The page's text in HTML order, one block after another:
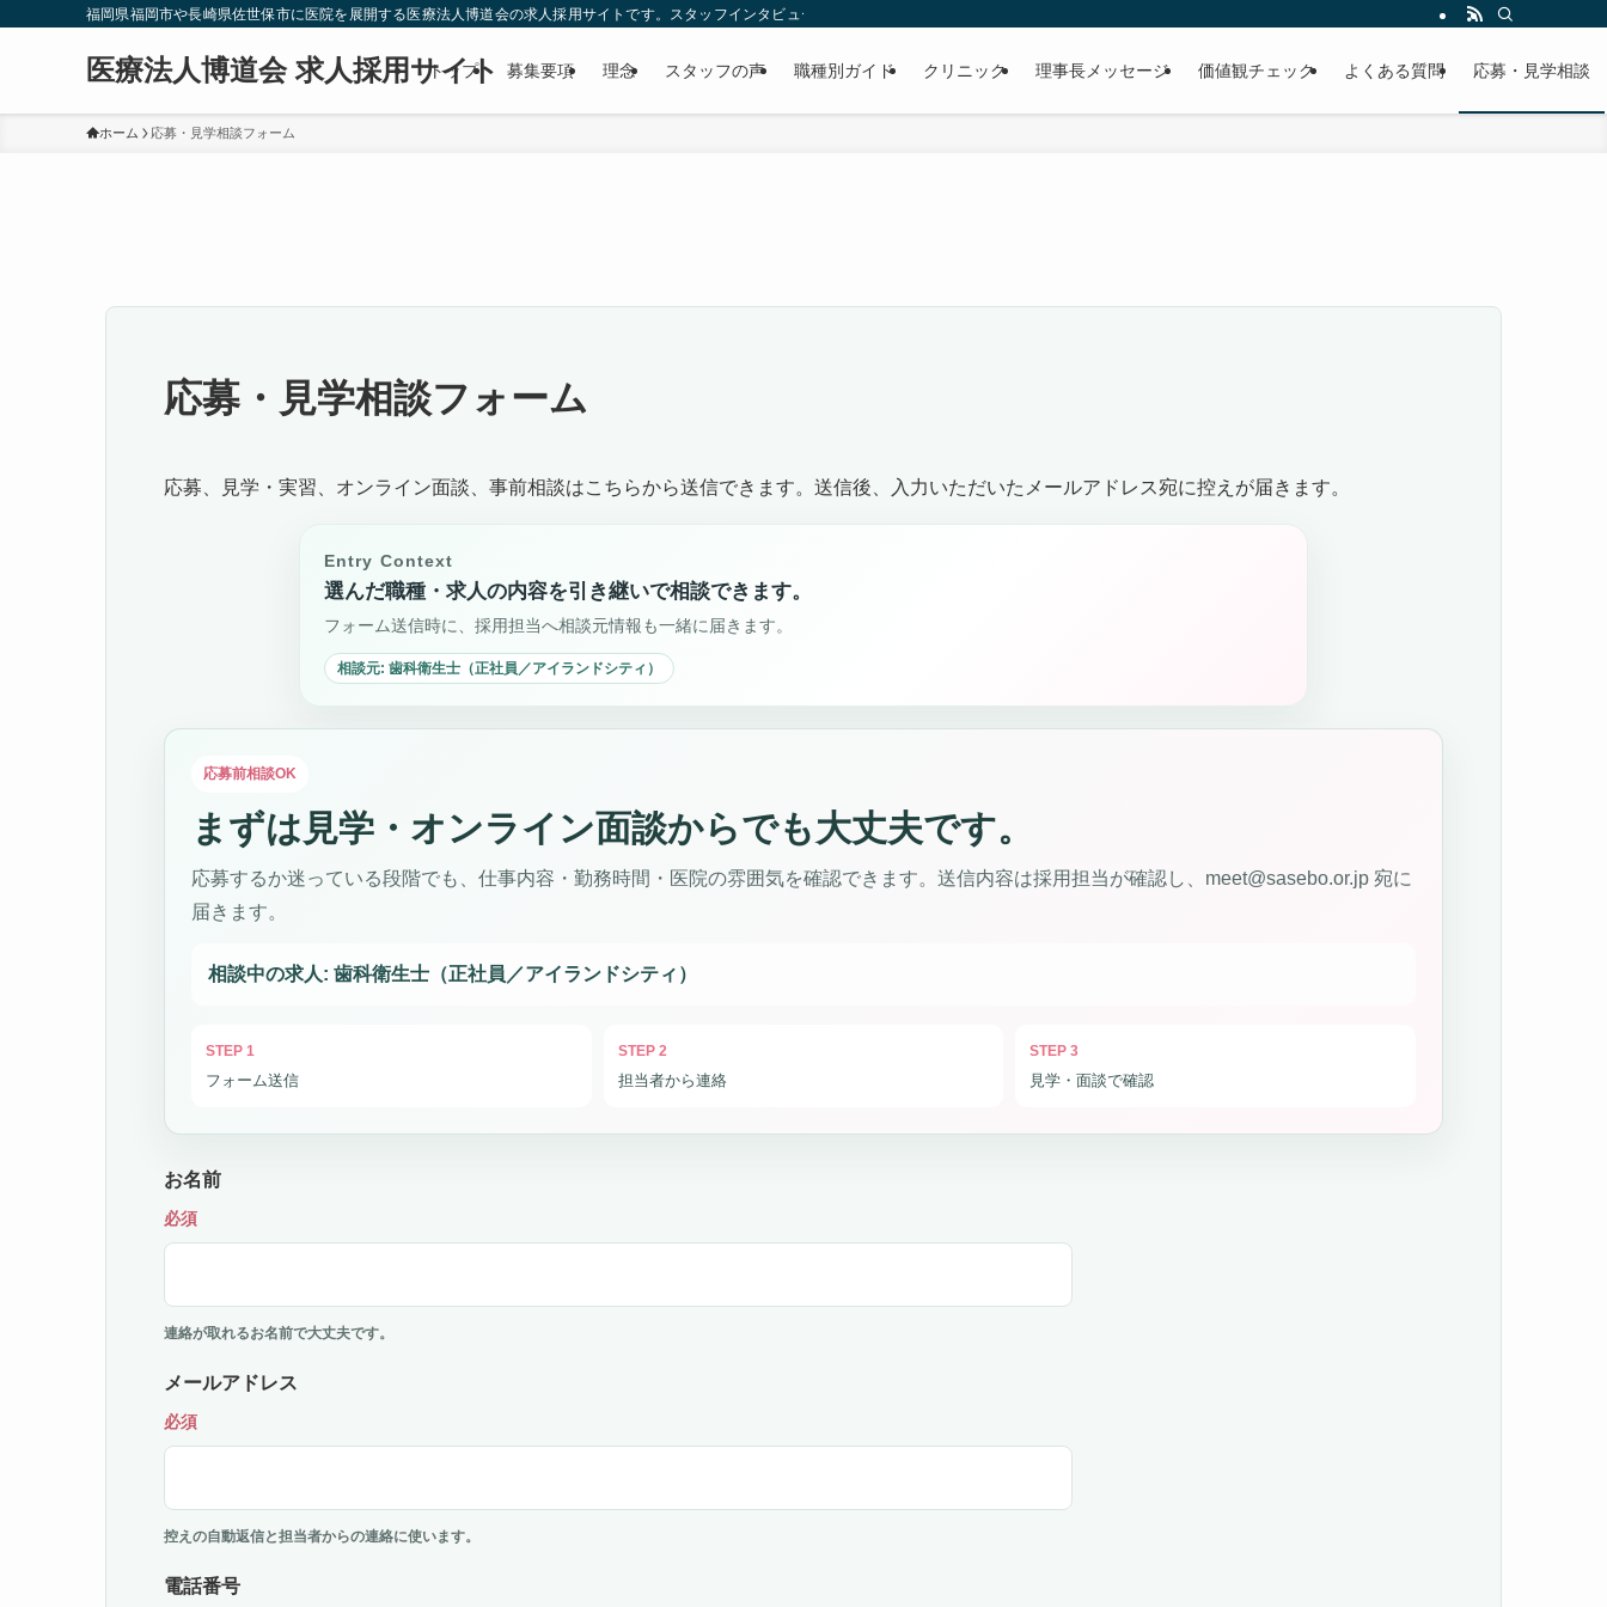
福岡県福岡市や長崎県佐世保市に医院を展開する医療法人博道会の求人採用サイトです。スタッフインタビューや福利厚生、理事長に聞く99の質問など採用に関する情報をご紹介します。
医療法人博道会 求人採用サイト
トップ 募集要項 理念 スタッフの声 職種別ガイド クリニック 理事長メッセージ 価値観チェック よくある質問 応募・見学相談
ホーム 応募・見学相談フォーム
応募・見学相談フォーム
応募、見学・実習、オンライン面談、事前相談はこちらから送信できます。送信後、入力いただいたメールアドレス宛に控えが届きます。
Entry Context
選んだ職種・求人の内容を引き継いで相談できます。
フォーム送信時に、採用担当へ相談元情報も一緒に届きます。
相談元: 歯科衛生士（正社員／アイランドシティ）
応募前相談OK
まずは見学・オンライン面談からでも大丈夫です。
応募するか迷っている段階でも、仕事内容・勤務時間・医院の雰囲気を確認できます。送信内容は採用担当が確認し、meet@sasebo.or.jp 宛に
届きます。
相談中の求人: 歯科衛生士（正社員／アイランドシティ）
STEP 1
フォーム送信
STEP 2
担当者から連絡
STEP 3
見学・面談で確認
お名前
必須
連絡が取れるお名前で大丈夫です。
メールアドレス
必須
控えの自動返信と担当者からの連絡に使います。
電話番号